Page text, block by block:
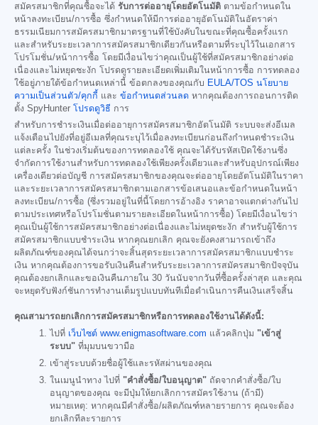
สมัครสมาชิกที่คุณซื้อจะได้ รับการต่ออายุโดยอัตโนมัติ ตามข้อกำหนดใน
หน้าลงทะเบียน/การซื้อ ซึ่งกำหนดให้มีการต่ออายุอัตโนมัติในอัตราค่า
ธรรมเนียมการสมัครสมาชิกมาตรฐานที่ใช้บังคับในขณะที่คุณซื้อครั้งแรก
และสำหรับระยะเวลาการสมัครสมาชิกเดียวกันหรือตามที่ระบุไว้ในเอกสาร
โปรโมชั่น/หน้าการซื้อ โดยมีเงื่อนไขว่าคุณเป็นผู้ใช้ที่สมัครสมาชิกอย่างต่อ
เนื่องและไม่หยุดชะงัก โปรดดูรายละเอียดเพิ่มเติมในหน้าการซื้อ การทดลอง
ใช้อยู่ภายใต้ข้อกำหนดเหล่านี้ ข้อตกลงของคุณกับ EULA/TOS นโยบาย
ความเป็นส่วนตัว/คุกกี้ และ ข้อกำหนดส่วนลด หากคุณต้องการถอนการติด
ตั้ง SpyHunter โปรดดูวิธี การ
สำหรับการชำระเงินเมื่อต่ออายุการสมัครสมาชิกอัตโนมัติ ระบบจะส่งอีเมล
แจ้งเตือนไปยังที่อยู่อีเมลที่คุณระบุไว้เมื่อลงทะเบียนก่อนถึงกำหนดชำระเงิน
แต่ละครั้ง ในช่วงเริ่มต้นของการทดลองใช้ คุณจะได้รับรหัสเปิดใช้งานซึ่ง
จำกัดการใช้งานสำหรับการทดลองใช้เพียงครั้งเดียวและสำหรับอุปกรณ์เพียง
เครื่องเดียวต่อบัญชี การสมัครสมาชิกของคุณจะต่ออายุโดยอัตโนมัติในราคา
และระยะเวลาการสมัครสมาชิกตามเอกสารข้อเสนอและข้อกำหนดในหน้า
ลงทะเบียน/การซื้อ (ซึ่งรวมอยู่ในที่นี้โดยการอ้างอิง ราคาอาจแตกต่างกันไป
ตามประเทศหรือโปรโมชั่นตามรายละเอียดในหน้าการซื้อ) โดยมีเงื่อนไขว่า
คุณเป็นผู้ใช้การสมัครสมาชิกอย่างต่อเนื่องและไม่หยุดชะงัก สำหรับผู้ใช้การ
สมัครสมาชิกแบบชำระเงิน หากคุณยกเลิก คุณจะยังคงสามารถเข้าถึง
ผลิตภัณฑ์ของคุณได้จนกว่าจะสิ้นสุดระยะเวลาการสมัครสมาชิกแบบชำระ
เงิน หากคุณต้องการขอรับเงินคืนสำหรับระยะเวลาการสมัครสมาชิกปัจจุบัน
คุณต้องยกเลิกและขอเงินคืนภายใน 30 วันนับจากวันที่ซื้อครั้งล่าสุด และคุณ
จะหยุดรับฟังก์ชันการทำงานเต็มรูปแบบทันทีเมื่อดำเนินการคืนเงินเสร็จสิ้น
คุณสามารถยกเลิกการสมัครสมาชิกหรือการทดลองใช้งานได้ดังนี้:
ไปที่ เว็บไซต์ www.enigmasoftware.com แล้วคลิกปุ่ม "เข้าสู่
ระบบ" ที่มุมบนขวามือ
เข้าสู่ระบบด้วยชื่อผู้ใช้และรหัสผ่านของคุณ
ในเมนูนำทาง ไปที่ "คำสั่งซื้อ/ใบอนุญาต" ถัดจากคำสั่งซื้อ/ใบ
อนุญาตของคุณ จะมีปุ่มให้ยกเลิกการสมัครใช้งาน (ถ้ามี)
หมายเหตุ: หากคุณมีคำสั่งซื้อ/ผลิตภัณฑ์หลายรายการ คุณจะต้อง
ยกเลิกทีละรายการ